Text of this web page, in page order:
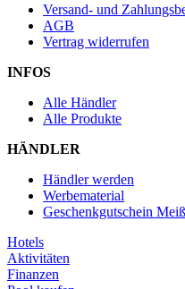
Versand- und
AGB
Vertrag widerrufen
INFOS
Alle Händler
Alle Produkte
HÄNDLER
Händler werden
Werbematerial
Geschenkgutschein
Hotels
Aktivitäten
Finanzen